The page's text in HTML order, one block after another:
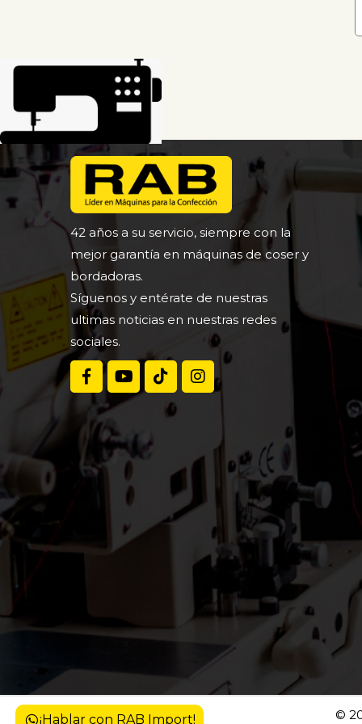
Bordadoras con laser
Bordadoras con lentejuelas
Bordadoras multifuncion
Pasadora lateral
Remachadoras
Plancha transfer
Perlera
Mesa vaporizada
Sublimadora
Corta tiras
Pimponera
Volteadora y panchadora de cuello
Máquina de sellado
Bolsillera
Ultrasonido
Fusionadora
Preformadora
Neumática plana
Pegadora de cinta
¡Hablar con RAB Import!
42 años a su servicio, siempre con la
mejor garantía en máquinas de coser y
bordadoras.
Síguenos y entérate de nuestras
ultimas noticias en nuestras redes
sociales.
©